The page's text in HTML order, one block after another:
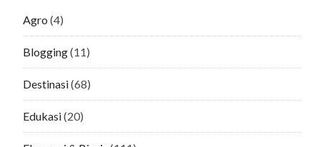
Agro (4)
Blogging(11)
Destinasi(68)
Edukasi(20)